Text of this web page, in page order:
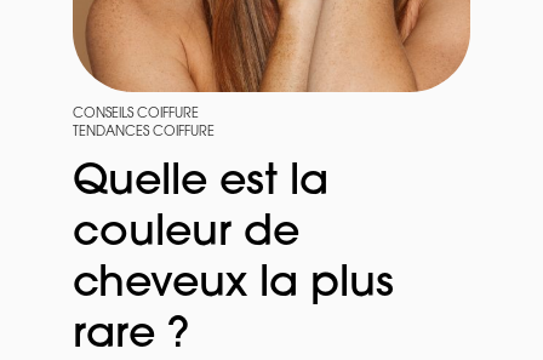
CONSEILS COIFFURE
TENDANCES COIFFURE
Quelle est la
couleur de
cheveux la plus
rare ?